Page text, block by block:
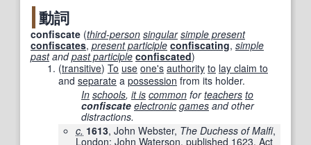
動詞
confiscate (third-person singular simple present
confiscates, present participle confiscating, simple
pastandpast participle confiscated)
(transitive) To use one's authority to lay claim to
and separate a possession from its holder.
In schools, it is common forteachers to
confiscate electronic games and other
distractions.
c. 1613, John Webster, The Duchess of Malfi‎,
London: John Waterson, published 1623, Act